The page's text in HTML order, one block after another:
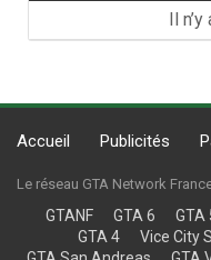
Il
Accueil Publicités
Le réseau GTA Network
GTANF GTA 6 GTA
GTA 4
Vice City